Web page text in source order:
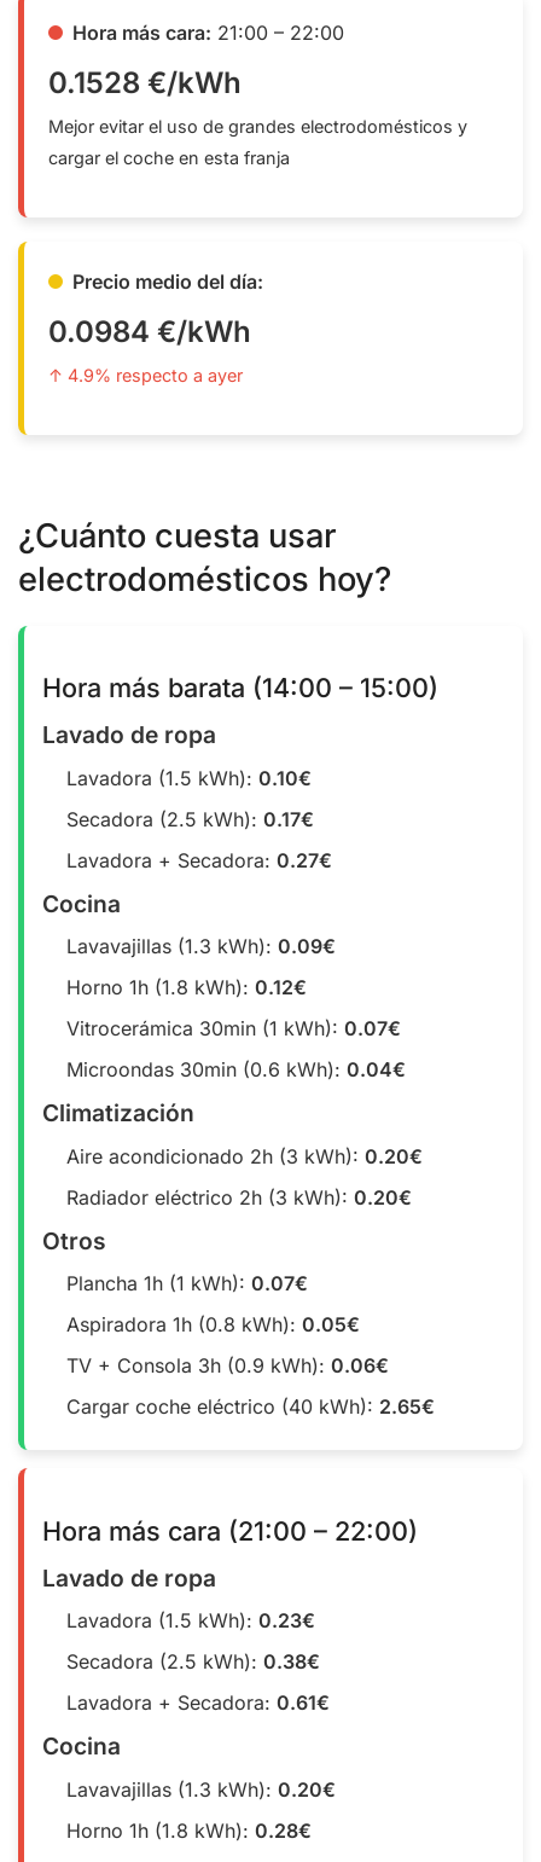
Hora más cara: 21:00 – 22:00
0.1528 €/kWh
Mejor evitar el uso de grandes electrodomésticos y
cargar el coche en esta franja
Precio medio del día:
0.0984 €/kWh
↑ 4.9% respecto a ayer
¿Cuánto cuesta usar
electrodomésticos hoy?
Hora más barata (14:00 – 15:00)
Lavado de ropa
Lavadora (1.5 kWh): 0.10€
Secadora (2.5 kWh): 0.17€
Lavadora + Secadora: 0.27€
Cocina
Lavavajillas (1.3 kWh): 0.09€
Horno 1h (1.8 kWh): 0.12€
Vitrocerámica 30min (1 kWh): 0.07€
Microondas 30min (0.6 kWh): 0.04€
Climatización
Aire acondicionado 2h (3 kWh): 0.20€
Radiador eléctrico 2h (3 kWh): 0.20€
Otros
Plancha 1h (1 kWh): 0.07€
Aspiradora 1h (0.8 kWh): 0.05€
TV + Consola 3h (0.9 kWh): 0.06€
Cargar coche eléctrico (40 kWh): 2.65€
Hora más cara (21:00 – 22:00)
Lavado de ropa
Lavadora (1.5 kWh): 0.23€
Secadora (2.5 kWh): 0.38€
Lavadora + Secadora: 0.61€
Cocina
Lavavajillas (1.3 kWh): 0.20€
Horno 1h (1.8 kWh): 0.28€